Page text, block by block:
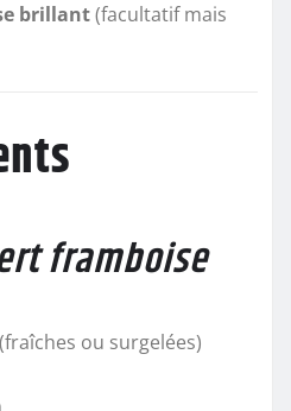
brillant(facultatif mais
framboise
ou surgelées)